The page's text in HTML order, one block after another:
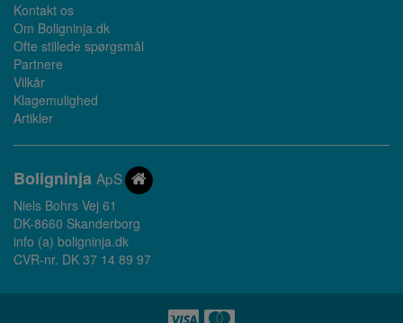
Kontakt os
Om Boligninja.dk
Ofte stillede spørgsmål
Partnere
Vilkår
Klagemulighed
Artikler
Boligninja ApS
Niels Bohrs Vej 61
DK-8660 Skanderborg
info (a) boligninja.dk
CVR-nr. DK 37 14 89 97